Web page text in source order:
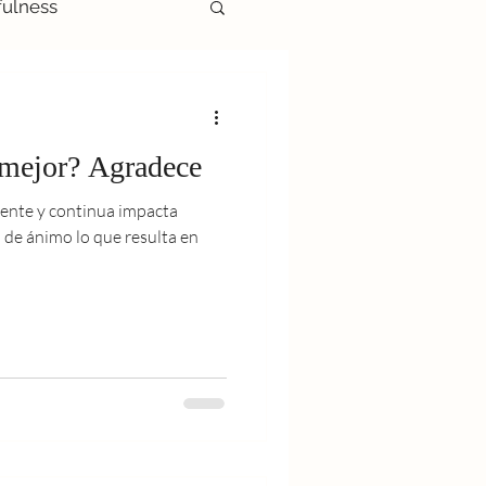
Agradece
y continua impacta
ánimo lo que resulta en